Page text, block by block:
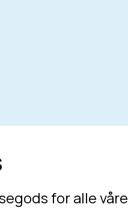
for alle våre